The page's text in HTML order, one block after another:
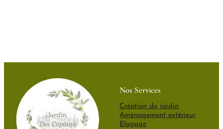
Nos Services
Création de jardin
Aménagement extérieur
Elagage